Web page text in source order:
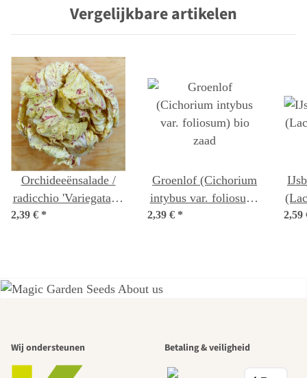
Vergelijkbare artikelen
Orchideeënsalade /
radicchio 'Variegata di
Castelfranco'
2,39 € *
Groenlof (Cichorium
intybus var. foliosum)
2,39 € * 2,59
mooiste paden
Wij ondersteunen Betaling & veiligheid